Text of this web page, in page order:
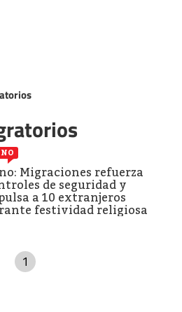
Migraciones refuerza
de seguridad y
a 10 extranjeros
festividad religiosa
1